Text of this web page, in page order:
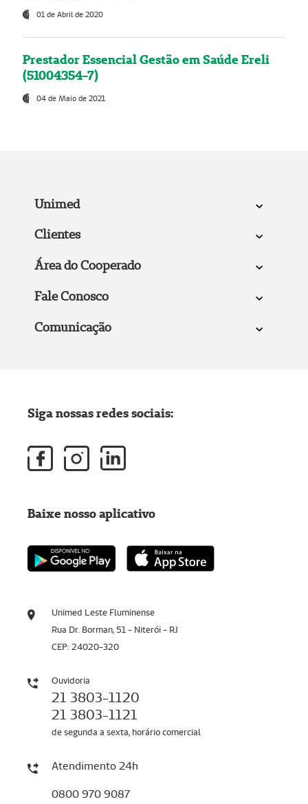
01 de Abril de 2020
Prestador Essencial Gestão em Saúde Ereli
(51004354-7)
04 de Maio de 2021
Unimed
Clientes
Área do Cooperado
Fale Conosco
Comunicação
Unimed Leste Fluminense
Rua Dr. Borman, 51 - Niterói - RJ
CEP: 24020-320
Ouvidoria
21 3803-1120
21 3803-1121
de segunda a sexta, horário comercial
Atendimento 24h
0800 970 9087
Siga nossas redes sociais:
Baixe nosso aplicativo